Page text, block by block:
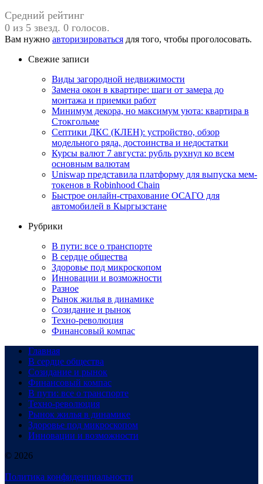
Средний рейтинг
0 из 5 звезд. 0 голосов.
Вам нужно авторизироваться для того, чтобы проголосовать.
Свежие записи
Виды загородной недвижимости
Замена окон в квартире: шаги от замера до
монтажа и приемки работ
Минимум декора, но максимум уюта: квартира в
Стокгольме
Септики ДКС (КЛЕН): устройство, обзор
модельного ряда, достоинства и недостатки
Курсы валют 7 августа: рубль рухнул ко всем
основным валютам
Uniswap представила платформу для выпуска мем-
токенов в Robinhood Chain
Быстрое онлайн-страхование ОСАГО для
автомобилей в Кыргызстане
Рубрики
В пути: все о транспорте
В сердце общества
Здоровье под микроскопом
Инновации и возможности
Разное
Рынок жилья в динамике
Созидание и рынок
Техно-революция
Финансовый компас
Главная
В сердце общества
Созидание и рынок
Финансовый компас
В пути: все о транспорте
Техно-революция
Рынок жилья в динамике
Здоровье под микроскопом
Инновации и возможности
© 2026
Политика конфиденциальности